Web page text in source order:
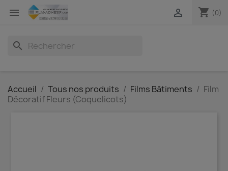
 shopping_cart (0)

search
Accueil Tous nos produits Films Bâtiments
Film
Décoratif Fleurs (Coquelicots)